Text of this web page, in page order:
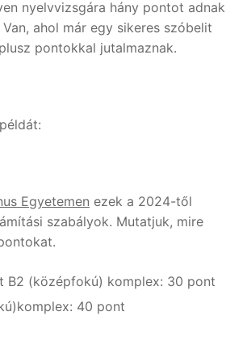
tanfolyamok
nyelv
nyelvvizsgára hány pontot adnak
ahol már egy sikeres szóbelit
pontokkal jutalmaznak.
Egyetemen ezek a 2024-től
szabályok. Mutatjuk, mire
B2 (középfokú) komplex: 30 pont
40 pont